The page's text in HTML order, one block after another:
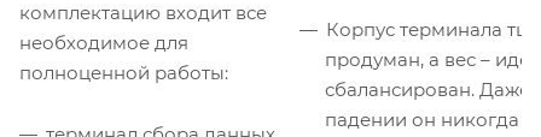
комплектацию входит все
необходимое для
полноценной работы:
Корпус терминала
продуман, а вес –
сбалансирован. Даже
падении он никогда